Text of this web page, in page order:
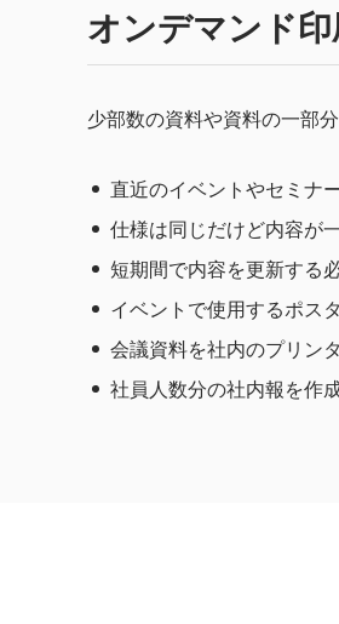
オンデマンド
少部数の資料や資料の一部
直近のイベントやセミナ
仕様は同じだけど内容が
短期間で内容を更新する
イベントで使用するポス
会議資料を社内のプリン
社員人数分の社内報を作